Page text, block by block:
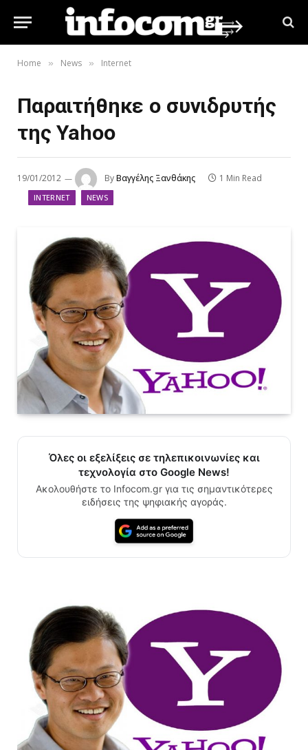
Home » News » Internet
Παραιτήθηκε ο συνιδρυτής
της Yahoo
19/01/2012 ByΒαγγέλης Ξανθάκης 1 Min Read
INTERNET NEWS
Όλες οι εξελίξεις σε τηλεπικοινωνίες και
τεχνολογία στο Google News!
Ακολουθήστε το Infocom.gr για τις σημαντικότερες
ειδήσεις της ψηφιακής αγοράς.